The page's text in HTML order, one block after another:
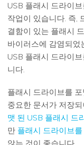
USB 플래시 드라이
작업이 있습니다. 즉,
결함이 있는 플래시
바이러스에 감염되었
USB 플래시 드라이
니다.
플래시 드라이브를
중요한 문서가 저장
맷 된 USB 플래시 드
만 플래시 드라이브